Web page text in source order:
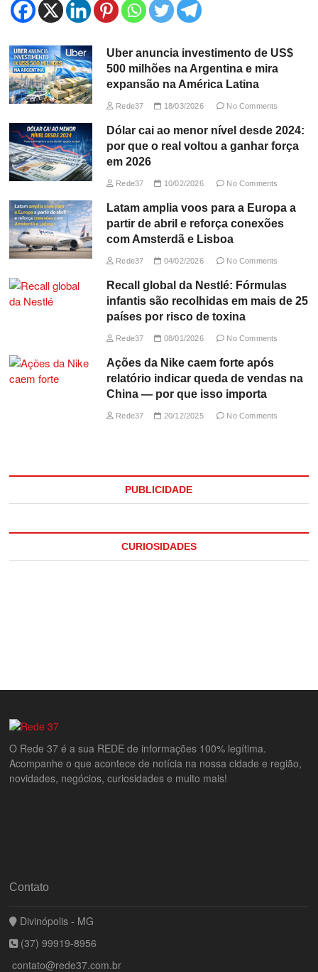
Uber anuncia investimento de US$
500 milhões na Argentina e mira
expansão na América Latina
Rede37 18/03/2026 No Comments
Dólar cai ao menor nível desde 2024:
por que o real voltou a ganhar força
em 2026
Rede37 10/02/2026 No Comments
Latam amplia voos para a Europa a
partir de abril e reforça conexões
com Amsterdã e Lisboa
Rede37 04/02/2026 No Comments
Recall global da Nestlé: Fórmulas
infantis são recolhidas em mais de 25
países por risco de toxina
Rede37 08/01/2026 No Comments
Ações da Nike caem forte após
relatório indicar queda de vendas na
China — por que isso importa
Rede37 20/12/2025 No Comments
PUBLICIDADE
CURIOSIDADES
O Rede 37 é a sua REDE de informações 100% legítima.
Acompanhe o que acontece de notícia na nossa cidade e região,
novidades, negócios, curiosidades e muito mais!
Contato
Divinópolis - MG
(37) 99919-8956
contato@rede37.com.br